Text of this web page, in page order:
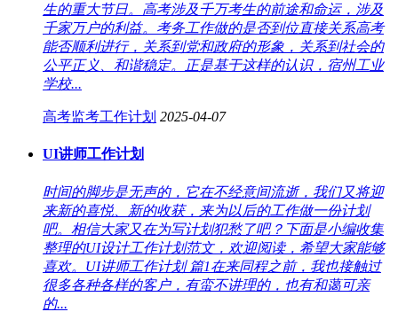
生的重大节日。高考涉及千万考生的前途和命运，涉及
千家万户的利益。考务工作做的是否到位直接关系高考
能否顺利进行，关系到党和政府的形象，关系到社会的
公平正义、和谐稳定。正是基于这样的认识，宿州工业
学校...
高考监考工作计划 2025-04-07
UI讲师工作计划
时间的脚步是无声的，它在不经意间流逝，我们又将迎
来新的喜悦、新的收获，来为以后的工作做一份计划
吧。相信大家又在为写计划犯愁了吧？下面是小编收集
整理的UI设计工作计划范文，欢迎阅读，希望大家能够
喜欢。UI讲师工作计划 篇1在来同程之前，我也接触过
很多各种各样的客户，有蛮不讲理的，也有和蔼可亲
的...